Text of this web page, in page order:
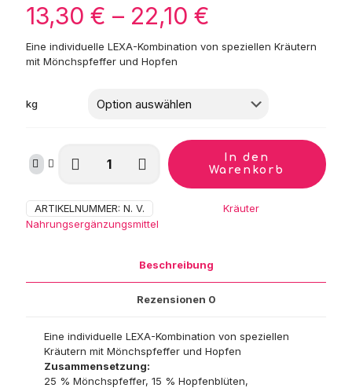
13,30 € – 22,10 €
13,30 €
bis
Eine individuelle LEXA-Kombination von speziellen Kräutern
mit Mönchspfeffer und Hopfen
kg
Kräutermischung
In den
Warenkorb
ARTIKELNUMMER: N. V. Kräuter,
Nahrungsergänzungsmittel
Beschreibung
Rezensionen 0
Eine individuelle LEXA-Kombination von speziellen
Kräutern mit Mönchspfeffer und Hopfen
Zusammensetzung:
25 % Mönchspfeffer, 15 % Hopfenblüten,